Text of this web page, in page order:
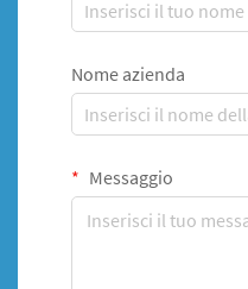
Nome azienda
Messaggio